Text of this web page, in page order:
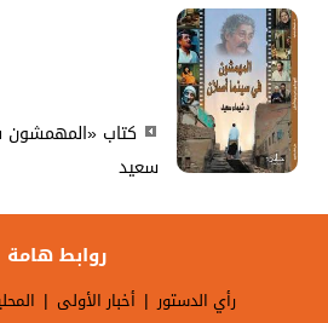
كتاب «المهمشون
سعيد
روابط هامة
رأي الدستور | أخبار الأولى |